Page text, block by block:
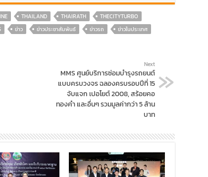
THAILAND THAIRATH
THECITYTURBO
ข่าว ข่าวประชาสัมพันธ์ ข่าวรถ
ข่าวในประเทศ
Next
MMS ศูนย์บริการซ่อมบำรุงรถยนต์
แบบครบวงจร ฉลองครบรอบปีที่ 15
จับแจก เปอโยต์ 2008, สร้อยคอ
ทองคำ และอื่นๆ รวมมูลค่ากว่า 5 ล้าน
บาท